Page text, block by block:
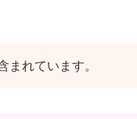
まれています。